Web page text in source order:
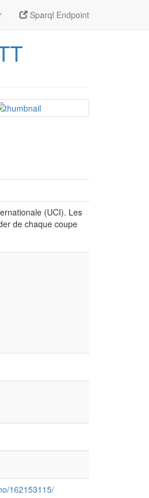
Sparql Endpoint
(UCI). Les
de chaque coupe
162153115/